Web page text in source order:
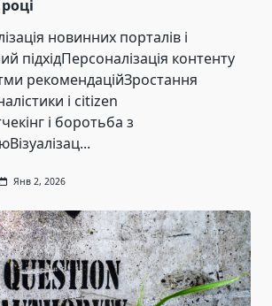
новинних порталів і
підхідПерсоналізація контенту
рекомендаційЗростання
і citizen
і боротьба з
Янв 2, 2026